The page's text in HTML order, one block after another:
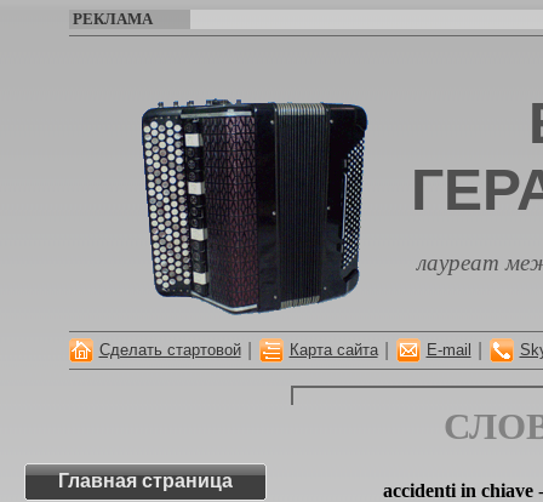
РЕКЛАМА
лауреат
Сделать стартовой Карта сайта E-mail
Главная страница accidenti in chiave